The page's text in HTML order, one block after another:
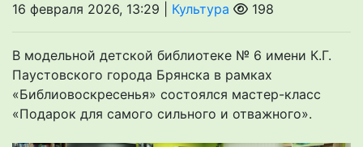
16 февраля 2026, 13:29 | Культура 198
В модельной детской библиотеке № 6 имени К.Г.
Паустовского города Брянска в рамках
«Библиовоскресенья» состоялся мастер-класс
«Подарок для самого сильного и отважного».